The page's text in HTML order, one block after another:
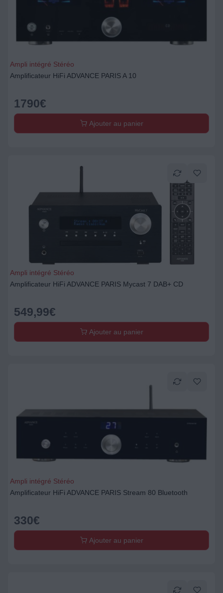
Ampli intégré Stéréo
Amplificateur HiFi ADVANCE PARIS A 10
1790€
Ajouter au panier
Ampli intégré Stéréo
Amplificateur HiFi ADVANCE PARIS Mycast 7 DAB+ CD
549,99€
Ajouter au panier
Ampli intégré Stéréo
Amplificateur HiFi ADVANCE PARIS Stream 80 Bluetooth
330€
Ajouter au panier